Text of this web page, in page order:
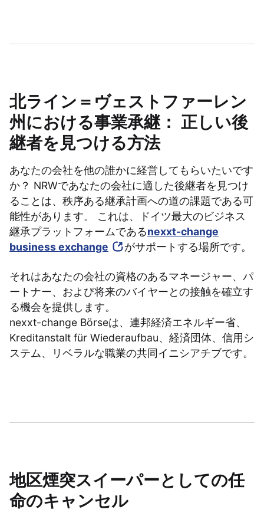
北ライン＝ヴェストファーレン
州における事業承継： 正しい後
継者を見つける方法
あなたの会社を他の誰かに経営してもらいたいです
か？ NRWであなたの会社に適した後継者を見つけ
ることは、秩序ある継承計画への道の課題である可
能性があります。 これは、ドイツ最大のビジネス
継承プラットフォームであるnexxt-change
business exchange
がサポートする場所です。
それはあなたの会社の資格のあるマネージャー、パ
ートナー、および将来のバイヤーとの接触を確立す
る機会を提供します。
nexxt-change Börseは、連邦経済エネルギー省、
Kreditanstalt für Wiederaufbau、経済団体、信用シ
ステム、リベラルな職業の共同イニシアチブです。
地区煙突スイーパーとしての任
命のキャンセル